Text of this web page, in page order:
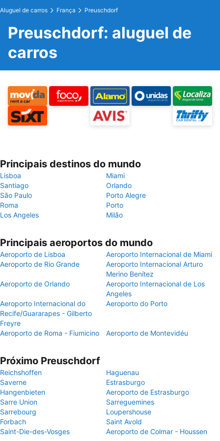
Aluguel de carros França Preuschdorf
Preuschdorf: aluguel de
carros
Principais destinos do mundo
Lisboa
Miami
Santiago
Orlando
São Paulo
Porto Alegre
Roma
Porto
Los Angeles
Milão
Principais aeroportos do mundo
Aeroporto de Lisboa
Aeroporto Internacional de Miami
Aeroporto de Rio Grande
Aeroporto Internacional Arturo
Merino Benítez
Aeroporto de Orlando
Aeroporto Internacional de Los
Angeles
Aeroporto Internacional do
Recife/Guararapes - Gilberto
Freyre
Aeroporto do Porto
Aeroporto de Roma - Fiumicino Aeroporto de Montevidéu
Próximo Preuschdorf
Reichshoffen
Haguenau
Saverne
Estrasburgo
Hangenbieten
Aeroporto de Estrasburgo
Sarre Union
Sarreguemines
Sarrebourg
Loupershouse
Forbach
Saint Avold
Saint-Die-des-Vosges
Aeroporto de Colmar - Houssen